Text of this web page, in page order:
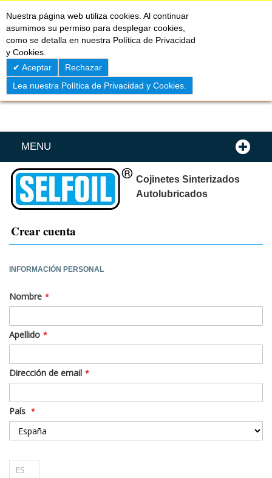
Nuestra página web utiliza cookies. Al continuar
asumimos su permiso para desplegar cookies,
como se detalla en nuestra Política de Privacidad
y Cookies.
Aceptar
Rechazar
Lea nuestra Política de Privacidad y Cookies.
to
Content
MENU
Cojinetes Sinterizados
Autolubricados
Crear cuenta
INFORMACIÓN PERSONAL
Nombre
Apellido
Dirección de email
País